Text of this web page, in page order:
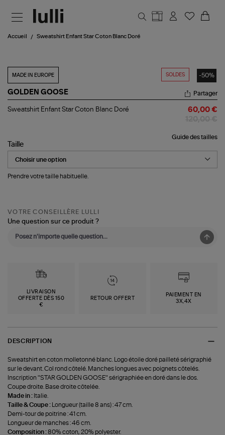
Accueil Sweatshirt Enfant Star Coton Blanc Doré
SOLDES -50%
MADE IN EUROPE
GOLDEN GOOSE
Sweatshirt
Blanc
Doré
Partager
Sweatshirt Enfant Star Coton Blanc Doré 60,00 €
Guide des tailles
Taille
Prendre votre taille habituelle.
VOTRE CONSEILLÈRE LULLI
Une question sur ce produit ?
LIVRAISON
OFFERTE DÈS 150
€
RETOUR OFFERT
PAIEMENT EN
3X,4X
DESCRIPTION
Sweatshirt en coton molletonné blanc. Logo étoile doré pailleté sérigraphié
sur le devant. Col rond côtelé. Manches longues avec poignets côtelés.
Inscription "STAR GOLDEN GOOSE" sérigraphiée en doré dans le dos.
Coupe droite. Base droite côtelée.
Made in : Italie.
Taille & Coupe :
Longueur (taille 8 ans) : 47 cm.
Demi-tour de poitrine : 41 cm.
Longueur de manches : 46 cm.
Composition :80% coton, 20% polyester.